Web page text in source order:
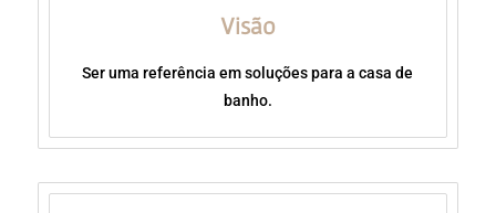
Visão
Ser uma referência em soluções para a casa de
banho.